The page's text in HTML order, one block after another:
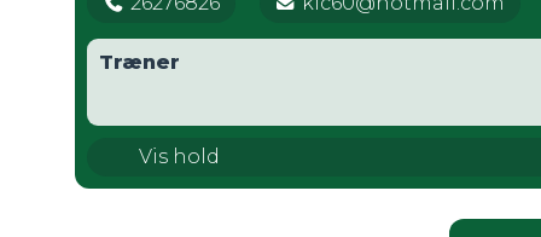
Træner
Vis hold
TMS AllStarz